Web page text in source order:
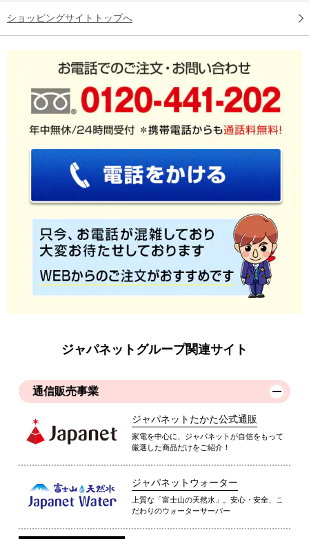
ショッピングサイトトップへ
ジャパネットグループ関連サイト
通信販売事業
ジャパネットたかた公式通販
家電を中心に、ジャパネットが自信をもって
厳選した商品だけをご紹介！
ジャパネットウォーター
上質な「富士山の天然水」。安心・安全、こ
だわりのウォーターサーバー